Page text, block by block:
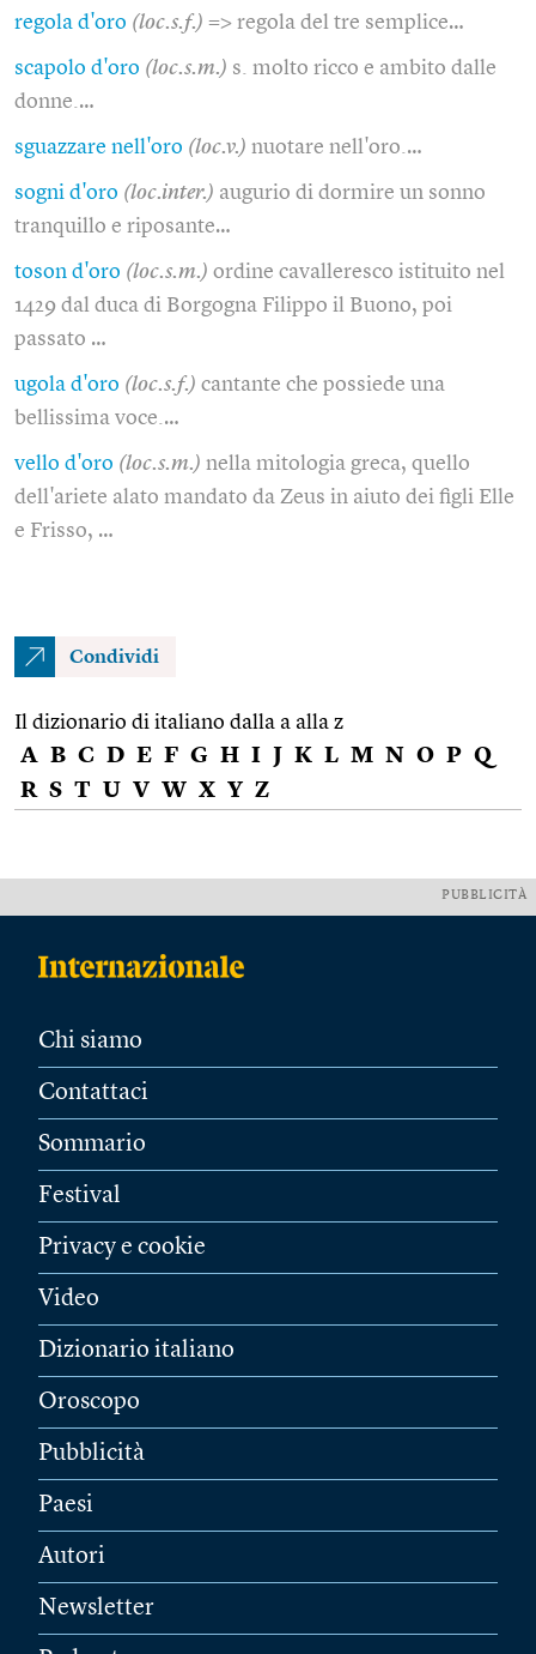
regola d'oro (loc.s.f.) => regola del tre semplice…
scapolo d'oro (loc.s.m.) s. molto ricco e ambito dalle
donne.…
sguazzare nell'oro (loc.v.) nuotare nell'oro.…
sogni d'oro (loc.inter.) augurio di dormire un sonno
tranquillo e riposante…
toson d'oro (loc.s.m.) ordine cavalleresco istituito nel
1429 dal duca di Borgogna Filippo il Buono, poi
passato …
ugola d'oro (loc.s.f.) cantante che possiede una
bellissima voce.…
vello d'oro (loc.s.m.) nella mitologia greca, quello
dell'ariete alato mandato da Zeus in aiuto dei figli Elle
e Frisso, …
Condividi
Il dizionario di italiano dalla a alla z
A B C D E F G H I J K L M N O P Q
R S T U V W X Y Z
PUBBLICITÀ
Chi siamo
Contattaci
Sommario
Festival
Privacy e cookie
Video
Dizionario italiano
Oroscopo
Pubblicità
Paesi
Autori
Newsletter